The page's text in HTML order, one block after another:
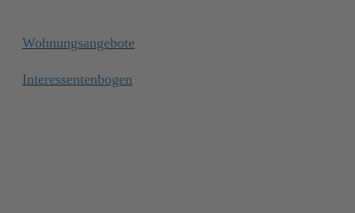
Wohnungsangebote
Interessentenbogen